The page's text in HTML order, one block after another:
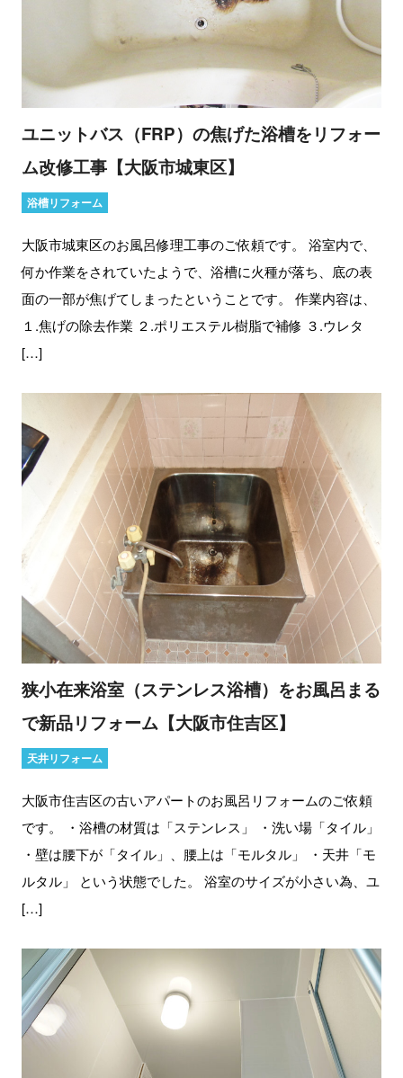
ユニットバス（FRP）の焦げた浴槽をリフォー
ム改修工事【大阪市城東区】
浴槽リフォーム
大阪市城東区のお風呂修理工事のご依頼です。 浴室内で、
何か作業をされていたようで、浴槽に火種が落ち、底の表
面の一部が焦げてしまったということです。 作業内容は、
１.焦げの除去作業 ２.ポリエステル樹脂で補修 ３.ウレタ
[…]
狭小在来浴室（ステンレス浴槽）をお風呂まる
で新品リフォーム【大阪市住吉区】
天井リフォーム
大阪市住吉区の古いアパートのお風呂リフォームのご依頼
です。 ・浴槽の材質は「ステンレス」 ・洗い場「タイル」
・壁は腰下が「タイル」、腰上は「モルタル」 ・天井「モ
ルタル」 という状態でした。 浴室のサイズが小さい為、ユ
[…]